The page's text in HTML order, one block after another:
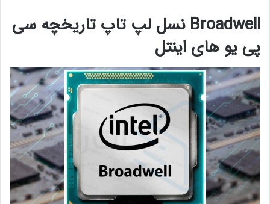
Broadwell نسل لپ تاپ تاریخچه سی
پی یو های اینتل